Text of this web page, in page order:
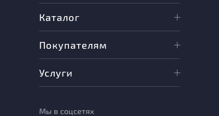
Каталог
Покупателям
Услуги
Мы в соцсетях